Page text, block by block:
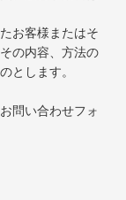
お客様またはそ
の内容、方法の
とします。
問い合わせフォ